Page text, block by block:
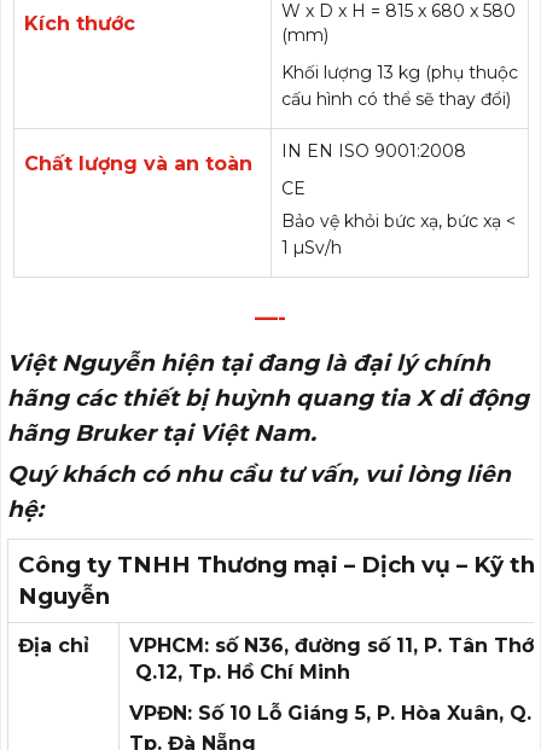
Kích thước
W x D x H = 815 x 680 x 580
(mm)
Khối lượng 13 kg (phụ thuộc
cấu hình có thể sẽ thay đổi)
Chất lượng và an toàn
IN EN ISO 9001:2008
CE
Bảo vệ khỏi bức xạ, bức xạ <
1 µSv/h
—-
Việt Nguyễn hiện tại đang là đại lý chính
hãng các thiết bị huỳnh quang tia X di động
hãng Bruker tại Việt Nam.
Quý khách có nhu cầu tư vấn, vui lòng liên
hệ:
Công ty TNHH Thương mại – Dịch vụ – Kỹ
Nguyễn
Địa chỉ
VPHCM: số N36, đường số 11, P. Tân
Q.12, Tp. Hồ Chí Minh
VPĐN: Số 10 Lỗ Giáng 5, P. Hòa Xuân, Q.
Tp. Đà Nẵng